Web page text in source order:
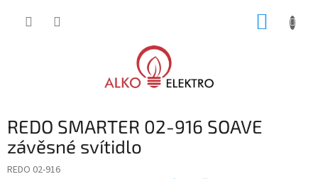
REDO SMARTER 02-916 SOAVE
závěsné svítidlo
REDO 02-916